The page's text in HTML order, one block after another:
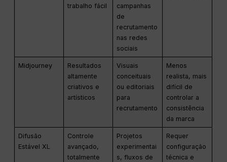
trabalho fácil
campanhas
de
recrutamento
nas redes
sociais
Midjourney
Resultados
altamente
criativos e
artísticos
Visuais
conceituais
ou editoriais
para
recrutamento
Menos
realista, mais
difícil de
controlar a
consistência
da marca
Difusão
Estável XL
Controle
avançado,
totalmente
Projetos
experimentai
s, fluxos de
Requer
configuração
técnica e